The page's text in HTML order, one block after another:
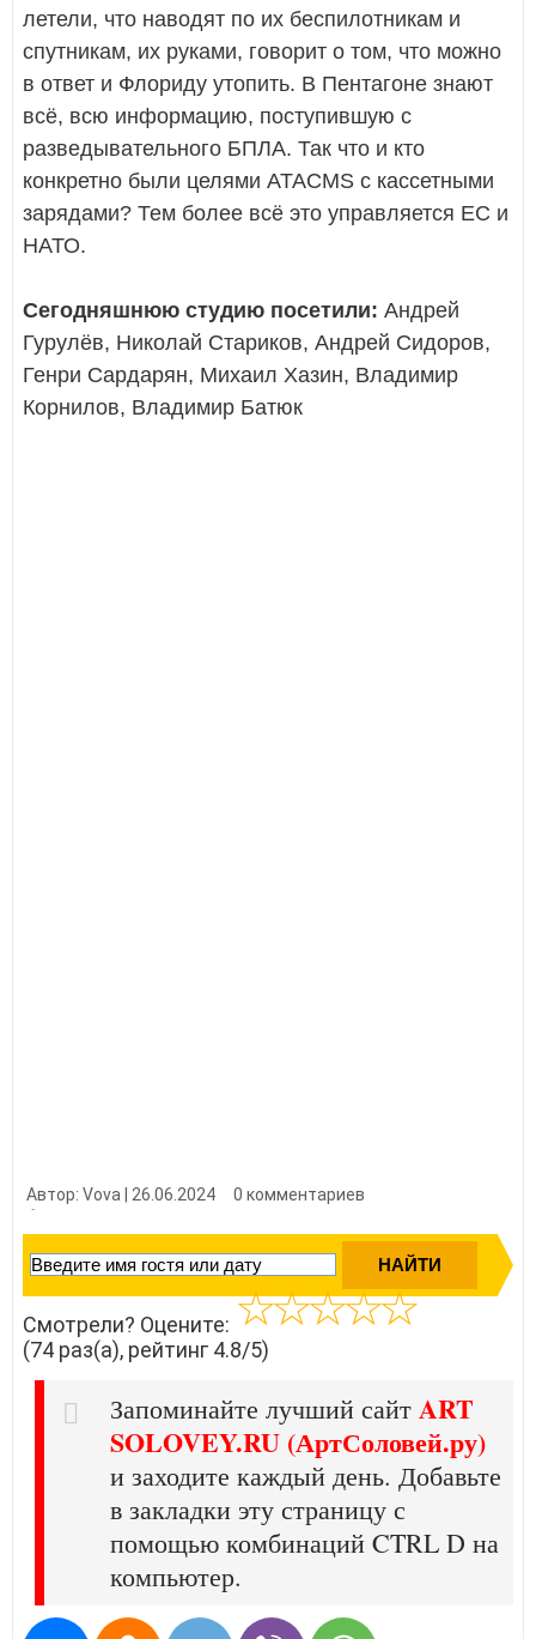
летели, что наводят по их беспилотникам и
спутникам, их руками, говорит о том, что можно
в ответ и Флориду утопить. В Пентагоне знают
всё, всю информацию, поступившую с
разведывательного БПЛА. Так что и кто
конкретно были целями ATACMS с кассетными
зарядами? Тем более всё это управляется ЕС и
НАТО.
Сегодняшнюю студию посетили: Андрей
Гурулёв, Николай Стариков, Андрей Сидоров,
Генри Сардарян, Михаил Хазин, Владимир
Корнилов, Владимир Батюк
Автор: Vova | 26.06.2024
0 комментариев
Смотрели? Оцените:
(74 раз(а), рейтинг 4.8/5)
Запоминайте лучший сайт ART
SOLOVEY.RU (АртСоловей.ру)
и заходите каждый день. Добавьте
в закладки эту страницу с
помощью комбинаций CTRL D на
компьютер.